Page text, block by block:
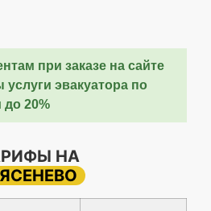
при заказе на сайте
эвакуатора по
до 20%
НА